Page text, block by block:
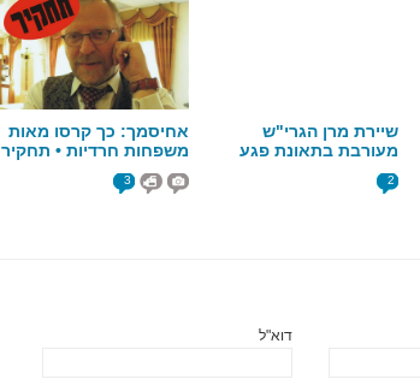
שיירת מרן הגרי"ש
מעורבת בתאונת פגע
וברח • פרסום ראשון
2
אחיסמך: כך קרסו מאות
משפחות חרדיות • תחקיר
אנ"ש
3
דוא"ל